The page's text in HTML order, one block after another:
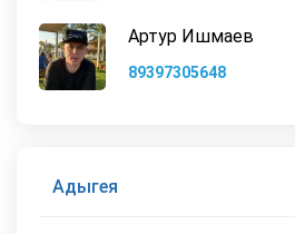
Артур Ишмаев
89397305648
Адыгея